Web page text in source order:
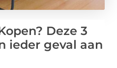
Deze 3
ieder geval aan